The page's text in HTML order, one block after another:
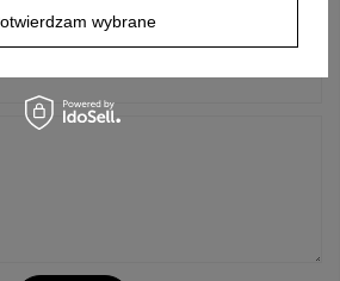
wybrane